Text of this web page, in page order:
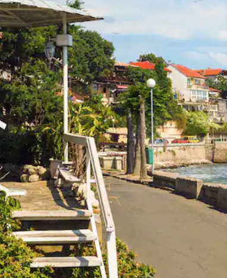
عن طريق اللمس أو السحب.